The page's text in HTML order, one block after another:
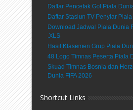
Daftar Pencetak Gol Piala
Daftar Stasiun TV Penyiar
Download Jadwal Piala Dunia
.XLS
Hasil Klasemen Grup Piala
48 Logo Timnas Peserta Piala
Skuad Timnas Bosnia dan
Dunia FIFA 2026
Shortcut Links